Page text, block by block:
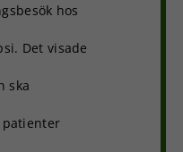
hos
Det visade
ska
patienter